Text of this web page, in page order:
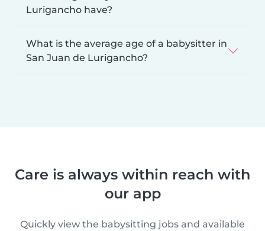
Lurigancho have?
What is the average age of a babysitter in
San Juan de Lurigancho?
Care is always within reach with
our app
Quickly view the babysitting jobs and available